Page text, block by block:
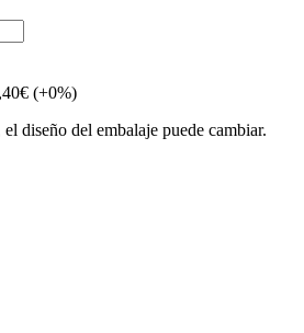
(+0%)
diseño del embalaje puede cambiar.